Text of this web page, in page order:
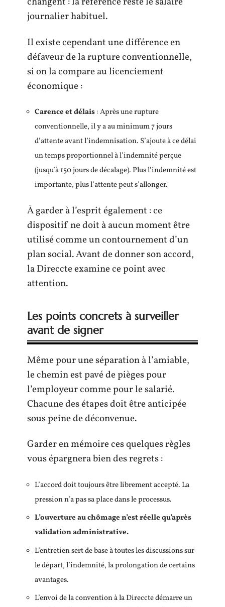
journalier habituel.
Il existe cependant une différence en
défaveur de la rupture conventionnelle,
si on la compare au licenciement
économique :
Carence et délais: Après une rupture
conventionnelle, il y a au minimum 7 jours
d’attente avant l’indemnisation. S’ajoute à ce délai
un temps proportionnel à l’indemnité perçue
(jusqu’à 150 jours de décalage). Plus l’indemnité est
importante, plus l’attente peut s’allonger.
À garder à l’esprit également : ce
dispositif ne doit à aucun moment être
utilisé comme un contournement d’un
plan social. Avant de donner son accord,
la Direccte examine ce point avec
attention.
Les points concrets à surveiller
avant de signer
Même pour une séparation à l’amiable,
le chemin est pavé de pièges pour
l’employeur comme pour le salarié.
Chacune des étapes doit être anticipée
sous peine de déconvenue.
Garder en mémoire ces quelques règles
vous épargnera bien des regrets :
L’accord doit toujours être librement accepté. La
pression n’a pas sa place dans le processus.
L’ouverture au chômage n’est réelle qu’après
validation administrative.
L’entretien sert de base à toutes les discussions sur
le départ, l’indemnité, la prolongation de certains
avantages.
L’envoi de la convention à la Direccte démarre un